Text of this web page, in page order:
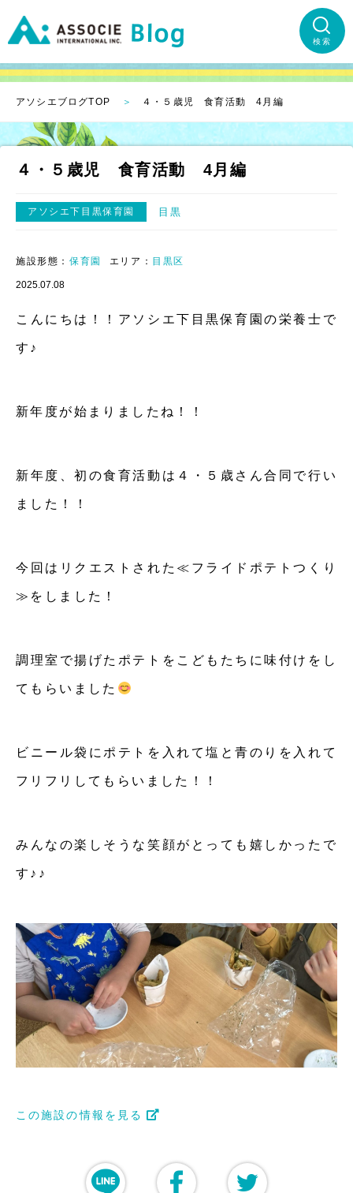
検索
アソシエブログTOP ４・５歳児 食育活動 4月編
４・５歳児 食育活動 4月編
アソシエ下目黒保育園 目黒
施設形態： 保育園 エリア： 目黒区
2025.07.08
こんにちは！！アソシエ下目黒保育園の栄養士で
す♪
新年度が始まりましたね！！
新年度、初の食育活動は４・５歳さん合同で行い
ました！！
今回はリクエストされた≪フライドポテトつくり
≫をしました！
調理室で揚げたポテトをこどもたちに味付けをし
てもらいました
ビニール袋にポテトを入れて塩と青のりを入れて
フリフリしてもらいました！！
みんなの楽しそうな笑顔がとっても嬉しかったで
す♪♪
この施設の情報を見る